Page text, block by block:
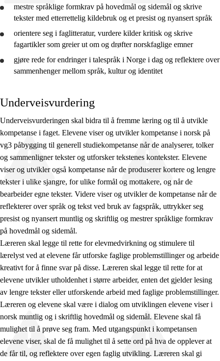
mestre språklige formkrav på hovedmål og sidemål og skrive
tekster med etterrettelig kildebruk og et presist og nyansert språk
orientere seg i faglitteratur, vurdere kilder kritisk og skrive
fagartikler som greier ut om og drøfter norskfaglige emner
gjøre rede forendringer i talespråk i Norge i dag og reflektere over
sammenhenger mellom språk, kultur og identitet
Underveisvurdering
Underveisvurderingen skal bidra til å fremme læring og til å utvikle
kompetanse i faget. Elevene viser og utvikler kompetanse i norsk på
vg3 påbygging til generell studiekompetanse når de analyserer, tolker
og sammenligner tekster og utforsker tekstenes kontekster. Elevene
viser og utvikler også kompetanse når de produserer kortere og lengre
tekster i ulike sjangre, for ulike formål og mottakere, og når de
bearbeider egne tekster. Videre viser og utvikler de kompetanse når de
reflekterer over språk og tekst ved bruk av fagspråk, uttrykker seg
presist og nyansert muntlig og skriftlig og mestrer språklige formkrav
på hovedmål og sidemål.
Læreren skal legge til rette for elevmedvirkning og stimulere til
lærelyst ved at elevene får utforske faglige problemstillinger og arbeide
kreativt for å finne svar på disse. Læreren skal legge til rette for at
elevene utvikler utholdenhet i større arbeider, enten det gjelder lesing
av lengre tekster eller utforskende arbeid med faglige problemstillinger.
Læreren og elevene skal være i dialog om utviklingen elevene viser i
norsk muntlig og i skriftlig hovedmål og sidemål. Elevene skal få
mulighet til å prøve seg fram. Med utgangspunkt i kompetansen
elevene viser, skal de få mulighet til å sette ord på hva de opplever at
de får til, og reflektere over egen faglig utvikling. Læreren skal gi